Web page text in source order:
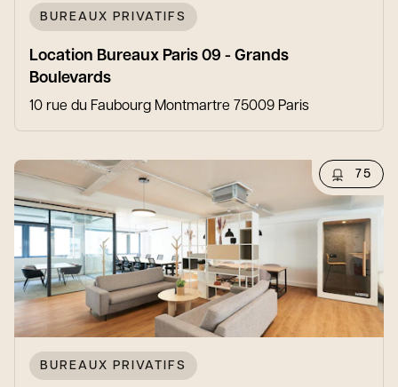
BUREAUX PRIVATIFS
Location Bureaux Paris 09 - Grands
Boulevards
10 rue du Faubourg Montmartre 75009 Paris
75
BUREAUX PRIVATIFS